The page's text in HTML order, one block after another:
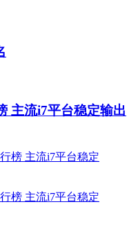
主流i7平台稳定输出